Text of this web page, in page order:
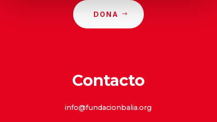
DONA
Contacto
info@fundacionbalia.org